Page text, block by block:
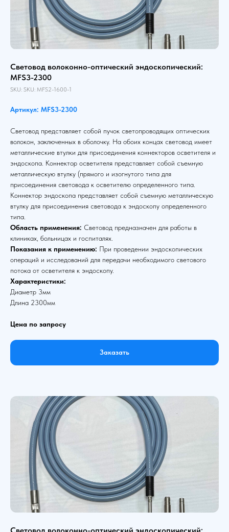
Световод волоконно-оптический эндоскопический:
MFS3-2300
SKU: SKU: MFS2-1600-1
Артикул: MFS3-2300
Световод представляет собой пучок светопроводящих оптических
волокон, заключенных в оболочку. На обоих концах световод имеет
металлические втулки для присоединения коннекторов осветителя и
эндоскопа. Коннектор осветителя представляет собой съемную
металлическую втулку (прямого и изогнутого типа для
присоединения световода к осветителю определенного типа.
Коннектор эндоскопа представляет собой съемную металлическую
втулку для присоединения световода к эндоскопу определенного
типа.
Область применения: Световод предназначен для работы в
клиниках, больницах и госпиталях.
Показания к применению: При проведении эндоскопических
операций и исследований для передачи необходимого светового
потока от осветителя к эндоскопу.
Характеристики:
Диаметр 3мм
Длина 2300мм
Цена по запросу
Заказать
Световод волоконно-оптический эндоскопический: